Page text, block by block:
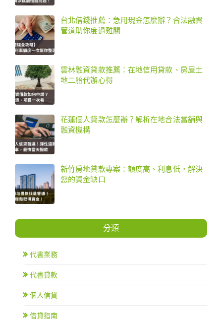
台北借錢推薦：急用現金怎麼辦？合法融資
管道助你度過難關
雲林融資貸款推薦：在地信用貸款、房屋土
地二胎代辦心得
花蓮個人貸款怎麼辦？解析在地合法當舖與
融資機構
新竹房地貸款專案：額度高、利息低，解決
您的資金缺口
分類
代書業務
代書貸款
個人信貸
借貸指南